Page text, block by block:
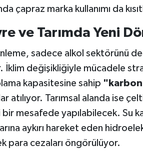
çapraz marka kullanımı da
ve Tarımda Yeni
sadece alkol sektörünü
İklim değişikliğiyle mücadele
kapasitesine sahip "karbon
atılıyor. Tarımsal alanda ise
bir mesafede yapılabilecek. Su
aykırı hareket eden
para cezaları öngörülüyor.